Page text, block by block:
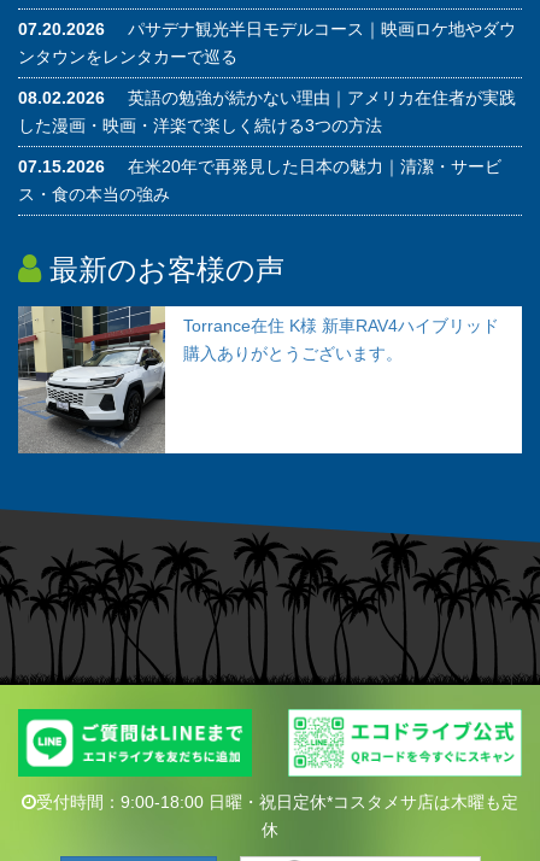
07.20.2026
パサデナ観光半日モデルコース｜映画ロケ地やダウ
ンタウンをレンタカーで巡る
08.02.2026
英語の勉強が続かない理由｜アメリカ在住者が実践
した漫画・映画・洋楽で楽しく続ける3つの方法
07.15.2026
在米20年で再発見した日本の魅力｜清潔・サービ
ス・食の本当の強み
最新のお客様の声
Torrance在住 K様 新車RAV4ハイブリッド
購入ありがとうございます。
受付時間：9:00-18:00 日曜・祝日定休*コスタメサ店は木曜も定
休